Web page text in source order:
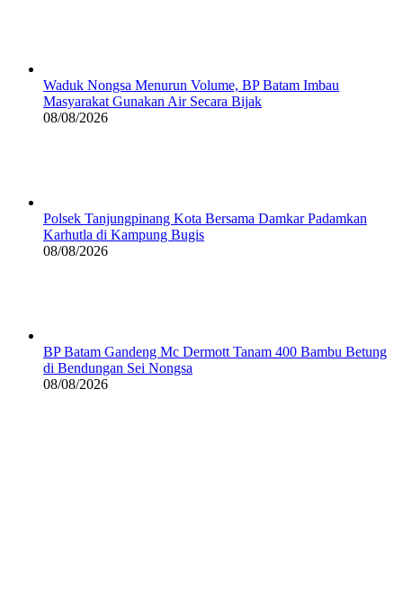
Waduk Nongsa Menurun Volume, BP Batam Imbau
Masyarakat Gunakan Air Secara Bijak
08/08/2026
Polsek Tanjungpinang Kota Bersama Damkar Padamkan
Karhutla di Kampung Bugis
08/08/2026
BP Batam Gandeng Mc Dermott Tanam 400 Bambu Betung
di Bendungan Sei Nongsa
08/08/2026